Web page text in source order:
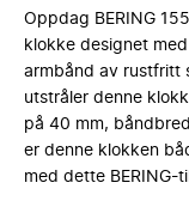
Oppdag BERING
klokke designet
armbånd av rustfritt
utstråler denne
på 40 mm,
er denne klokken
med dette BERING-